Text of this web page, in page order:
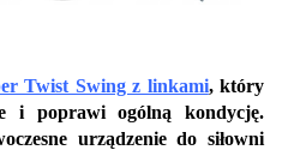
Twist Swing z linkami, który
i poprawi ogólną kondycję.
urządzenie do siłowni